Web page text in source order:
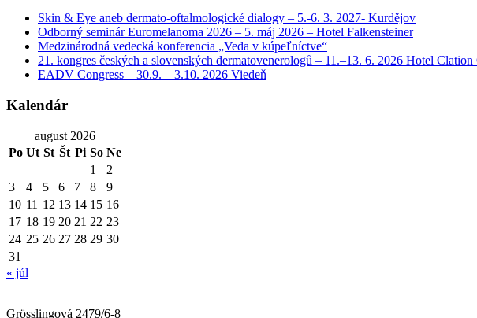
Skin & Eye aneb dermato-oftalmologické dialogy – 5.-6. 3. 2027- Kurdějov
Odborný seminár Euromelanoma 2026 – 5. máj 2026 – Hotel Falkensteiner
Medzinárodná vedecká konferencia „Veda v kúpeľníctve“
21. kongres českých a slovenských dermatovenerologů – 11.–13. 6. 2026 Hotel
EADV Congress – 30.9. – 3.10. 2026 Viedeň
Kalendár
august 2026
Po Ut St Št Pi So Ne
1
2
3
4 5 6 7 8
9
10 11 12 13 14 15 16
17 18 19 20 21 22 23
24 25 26 27 28 29 30
31
« júl
Grösslingová 2479/6-8